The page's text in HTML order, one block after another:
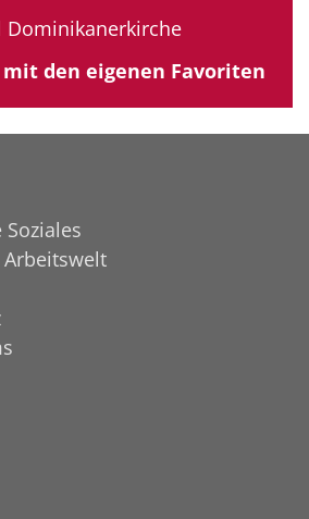
Dominikanerkirche
den eigenen Favoriten